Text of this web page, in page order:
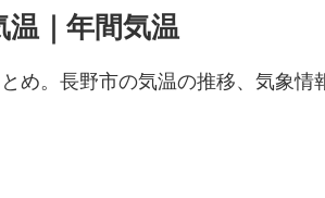
温｜年間気温
め。長野市の気温の推移、気象情